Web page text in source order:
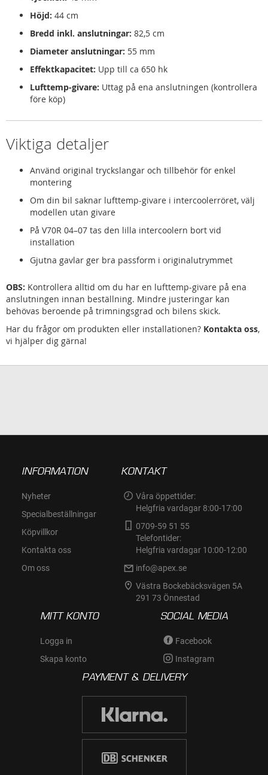
Höjd: 44 cm
Bredd inkl. anslutningar: 82,5 cm
Diameter anslutningar: 55 mm
Effektkapacitet: Upp till ca 650 hk
Lufttemp-givare: Uttag på ena anslutningen (kontrollera
före köp)
Viktiga detaljer
Använd original tryckslangar och tillbehör för enkel
montering
Om din bil saknar lufttemp-givare i intercoolerröret, välj
modellen utan givare
På V70R 04–07 tas den lilla intercoolern bort vid
installation
Gjutna gavlar ger bra passform i originalutrymmet
OBS: Kontrollera alltid om du har en lufttemp-givare på ena
anslutningen innan beställning. Mindre justeringar kan
behövas beroende på trimningsgrad och bilens skick.
Har du frågor om produkten eller installationen? Kontakta oss,
vi hjälper dig gärna!
INFORMATION
Nyheter
Specialbeställningar
Köpvillkor
Kontakta oss
Om oss
KONTAKT
Våra öppettider:
Helgfria vardagar 8:00-17:00
0709-59 51 55
Telefontider:
Helgfria vardagar 10:00-12:00
info@apex.se
Västra Bockebäcksvägen 5A
291 73 Önnestad
MITT KONTO
Logga in
Skapa konto
SOCIAL MEDIA
Facebook
Instagram
PAYMENT & DELIVERY